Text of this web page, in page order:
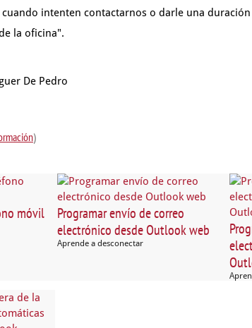
cuando intenten contactarnos o darle una
la oficina".
De Pedro
)
móvil
Programar envío de correo
electrónico desde Outlook web
Aprende a desconectar